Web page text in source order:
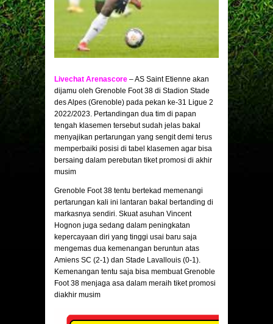
Livechat Arenascore – AS Saint Etienne akan
dijamu oleh Grenoble Foot 38 di Stadion Stade
des Alpes (Grenoble) pada pekan ke-31 Ligue 2
2022/2023. Pertandingan dua tim di papan
tengah klasemen tersebut sudah jelas bakal
menyajikan pertarungan yang sengit demi terus
memperbaiki posisi di tabel klasemen agar bisa
bersaing dalam perebutan tiket promosi di akhir
musim
Grenoble Foot 38 tentu bertekad memenangi
pertarungan kali ini lantaran bakal bertanding di
markasnya sendiri. Skuat asuhan Vincent
Hognon juga sedang dalam peningkatan
kepercayaan diri yang tinggi usai baru saja
mengemas dua kemenangan beruntun atas
Amiens SC (2-1) dan Stade Lavallouis (0-1).
Kemenangan tentu saja bisa membuat Grenoble
Foot 38 menjaga asa dalam meraih tiket promosi
diakhir musim